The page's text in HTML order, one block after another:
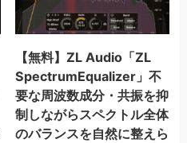
【無料】ZL Audio「ZL
SpectrumEqualizer」不
要な周波数成分・共振を抑
制しながらスペクトル全体
のバランスを自然に整えら